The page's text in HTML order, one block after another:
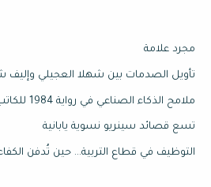
مجرد علامة
تأويل الصدمات بين شهلا العجيلي وإليف
ملامح الذكاء الصناعي في رواية 1984 للكاتب جورج أورويل
تسع قصائد سينريو نسوية يابانية
التوظيف في قطاع التربية… حين تُدفن